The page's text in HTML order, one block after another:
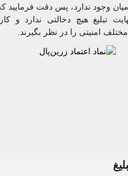
وجود ندارد، پس دقت فرمایید
تبلیغ هیچ دخالتی ندارد و
امنیتی را در نظر بگیرند.